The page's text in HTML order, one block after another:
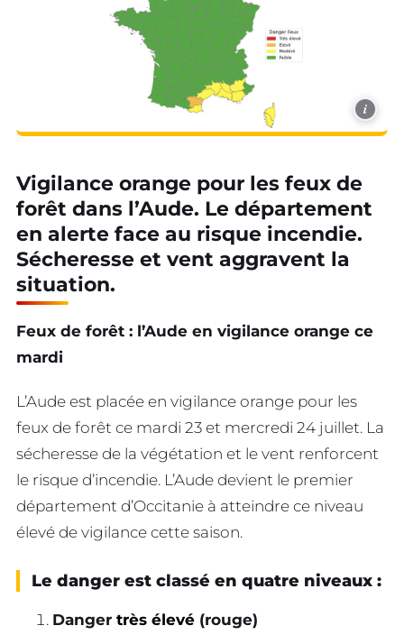
i
Vigilance orange pour les feux de
forêt dans l’Aude. Le département
en alerte face au risque incendie.
Sécheresse et vent aggravent la
situation.
Feux de forêt : l’Aude en vigilance orange ce
mardi
L’Aude est placée en vigilance orange pour les
feux de forêt ce mardi 23 et mercredi 24 juillet. La
sécheresse de la végétation et le vent renforcent
le risque d’incendie. L’Aude devient le premier
département d’Occitanie à atteindre ce niveau
élevé de vigilance cette saison.
Le danger est classé en quatre niveaux :
Danger très élevé (rouge)